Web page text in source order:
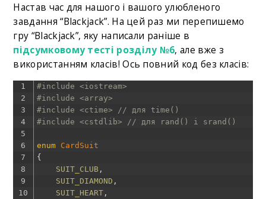
Настав час для нашого і вашого улюбленого
завдання “Blackjack”. На цей раз ми перепишемо
гру “Blackjack”, яку написали раніше в
підсумковому тесті розділу №6, але вже з
використанням класів! Ось повний код без класів:
1
2
3
4
5
6
7
8
9
10
#include <iostream>
#include <array>
#include <ctime> // для time()
#include <cstdlib> // для rand() і srand()
enum CardSuit
{
SUIT_CLUB ,
SUIT_DIAMOND ,
SUIT_HEART ,